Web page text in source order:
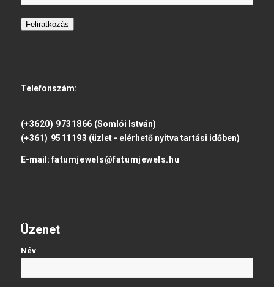
Feliratkozás
Telefonszám:
(+3620) 9731866 (Somlói István)
(+361) 9511193 (üzlet - elérhető nyitva tartási időben)
E-mail: fatumjewels@fatumjewels.hu
Üzenet
Név